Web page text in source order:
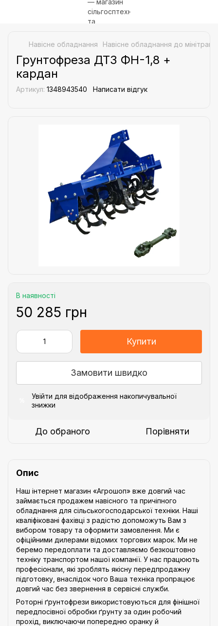
Навісне обладнання Навісне обладнання до
Грунтофреза ДТЗ ФН-1,8 +
кардан
Артикул: 1348943540 Написати відгук
В наявності
50 285 грн
Купити
Замовити швидко
Увійти для відображення накопичувальної
знижки
До обраного Порівняти
Опис
Наш інтернет магазин «Агрошоп» вже довгий час
займається продажем навісного та причіпного
обладнання для сільськогосподарської техніки. Наші
кваліфіковані фахівці з радістю допоможуть Вам з
вибором товару та оформити замовлення. Ми є
офіційними дилерами відомих торгових марок. Ми не
беремо передоплати та доставляємо безкоштовно
техніку транспортом нашої компанії. У нас працюють
професіонали, які зроблять якісну передпродажну
підготовку, внаслідок чого Ваша техніка пропрацює
довгий час без звернення в сервісні служби.
Роторні ґрунтофрези використовуються для фінішної
передпосівної обробки ґрунту за один робочий
прохід, виключаючи попередню оранку й